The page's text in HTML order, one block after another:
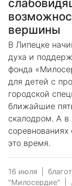
вершины
В Липецке
духа и
фонда
для детей с
городской
ближайшие
скалодром. А
это время.
16 июля
"Милосердие"